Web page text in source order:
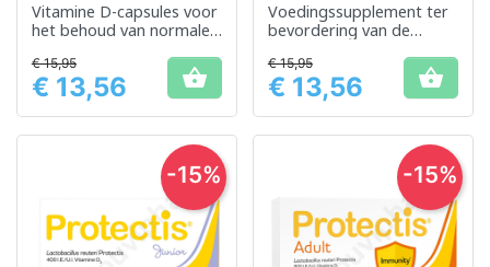
Vitamine D-capsules voor
het behoud van normale
Prijs
€ 15,95
€ 13,56 
Voedingssupplement ter
bevordering van de
Prijs
€ 15,95
€ 13,56 
-15% -15%